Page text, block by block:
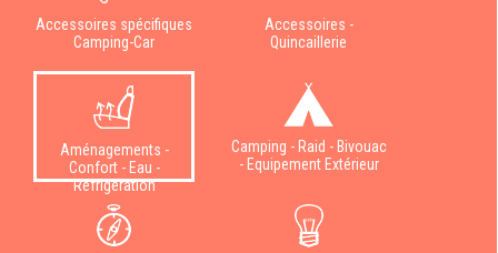
Accessoires spécifiques
Camping-Car
Accessoires -
Quincaillerie
Aménagements -
Confort - Eau -
Réfrigération
Camping - Raid - Bivouac
- Equipement Extérieur